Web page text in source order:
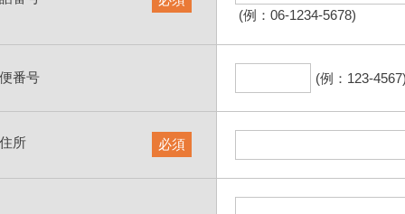
(例：06-1234-5678)
番号 (例：123-4567)
必須
所